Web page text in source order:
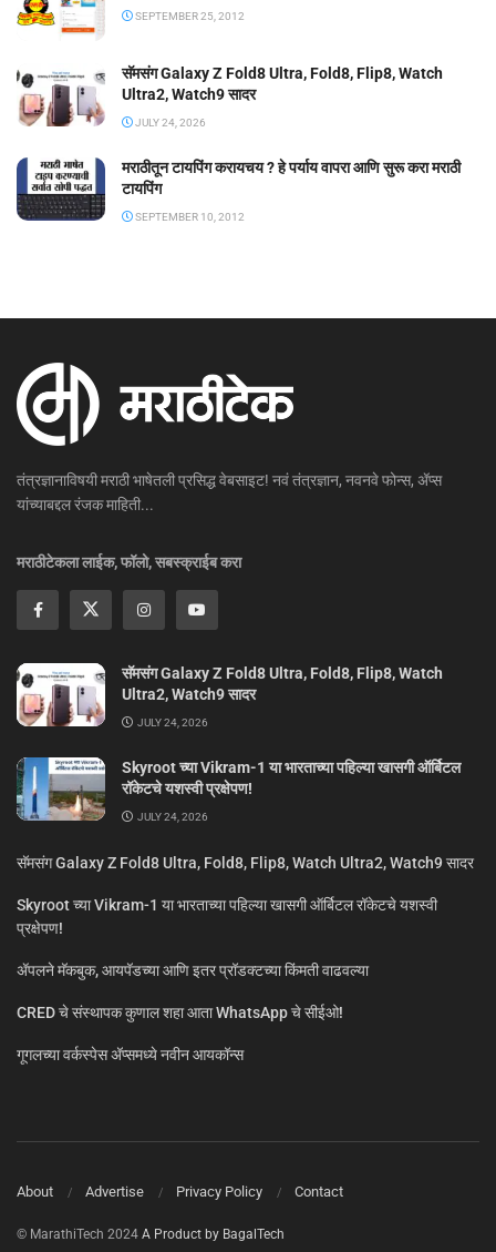
SEPTEMBER 25, 2012
सॅमसंग Galaxy Z Fold8 Ultra, Fold8, Flip8, Watch
Ultra2, Watch9 सादर
JULY 24, 2026
मराठीतून टायपिंग करायचय ? हे पर्याय वापरा आणि सुरू करा मराठी
टायपिंग
SEPTEMBER 10, 2012
तंत्रज्ञानाविषयी मराठी भाषेतली प्रसिद्ध वेबसाइट! नवं तंत्रज्ञान, नवनवे फोन्स, ॲप्स
यांच्याबद्दल रंजक माहिती...
मराठीटेकला लाईक, फॉलो, सबस्क्राईब करा
सॅमसंग Galaxy Z Fold8 Ultra, Fold8, Flip8, Watch
Ultra2, Watch9 सादर
JULY 24, 2026
Skyroot च्या Vikram-1 या भारताच्या पहिल्या खासगी ऑर्बिटल
रॉकेटचे यशस्वी प्रक्षेपण!
JULY 24, 2026
सॅमसंग Galaxy Z Fold8 Ultra, Fold8, Flip8, Watch Ultra2, Watch9 सादर
Skyroot च्या Vikram-1 या भारताच्या पहिल्या खासगी ऑर्बिटल रॉकेटचे यशस्वी
प्रक्षेपण!
ॲपलने मॅकबुक, आयपॅडच्या आणि इतर प्रॉडक्टच्या किंमती वाढवल्या
CRED चे संस्थापक कुणाल शहा आता WhatsApp चे सीईओ!
गूगलच्या वर्कस्पेस अ‍ॅप्समध्ये नवीन आयकॉन्स
About Advertise Privacy Policy Contact
© MarathiTech 2024 A Product by BagalTech